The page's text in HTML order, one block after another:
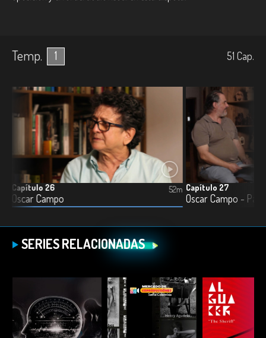
Temp. 1 51 Cap.
Capítulo 26
Oscar Campo
52m Capítulo 27
Oscar Campo -
SERIES RELACIONADAS